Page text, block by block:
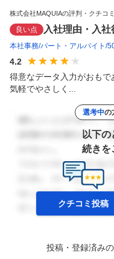
株式会社MAQUIAの評判・クチコ
良い点 入社理由・入
本社事務 パート・アルバイト
4.2
得意なデータ入力がおも
気軽でやさしく...
選考中の
以下
続きを
クチコミ投稿
投稿・登録済み